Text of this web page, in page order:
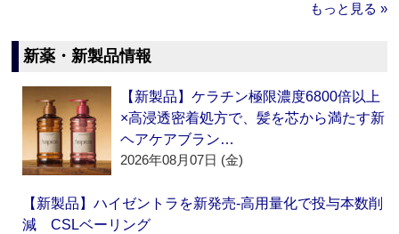
もっと見る »
新薬・新製品情報
【新製品】ケラチン極限濃度6800倍以上
×高浸透密着処方で、髪を芯から満たす新
ヘアケアブラン…
2026年08月07日 (金)
【新製品】ハイゼントラを新発売‐高用量化で投与本数削
減 CSLベーリング